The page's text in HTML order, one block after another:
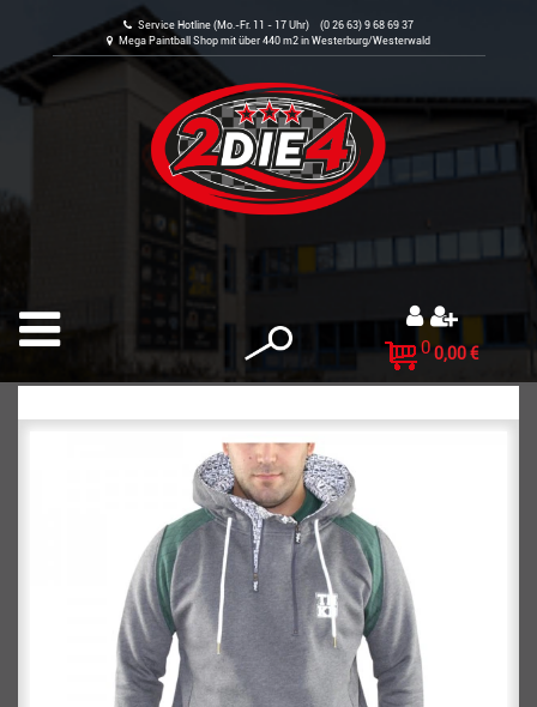
Service Hotline (Mo.-Fr. 11 - 17 Uhr) (0 26 63) 9 68 69 37
Mega Paintball Shop mit über 440 m2 in Westerburg/Westerwald
0 0,00 €